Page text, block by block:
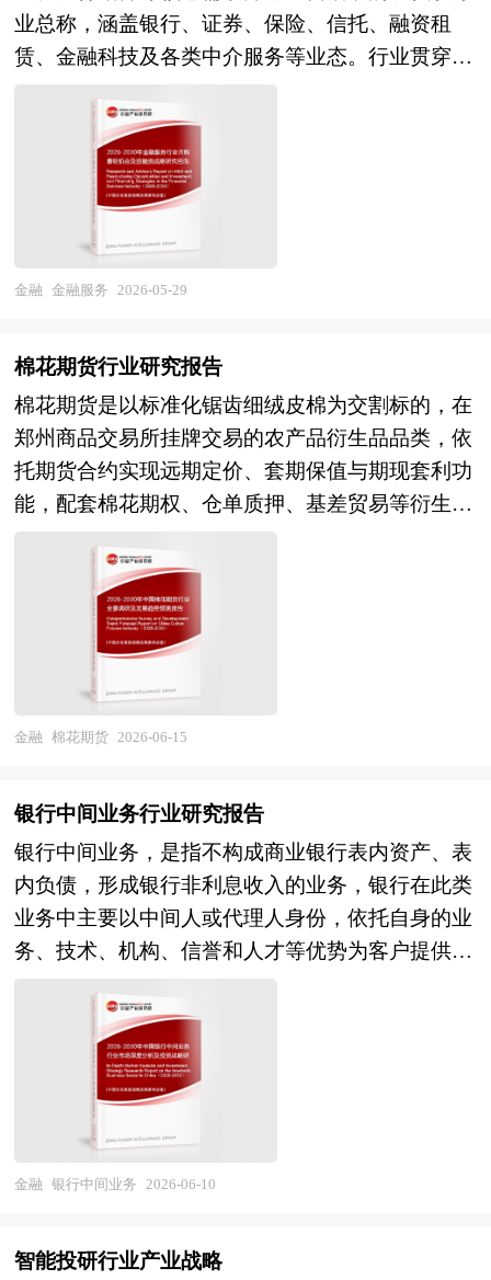
络的融合应用将提升交易安全性与透明度，智能合
约自动化结算、实时汇率对冲等功能有望成为平台
标配；业务层面，服务模式从"通道型"向"生态
型"转变，虚拟卡台将深度嵌入跨境电商ERP、广
告投放系统、财税合规平台，形成一站式出海服务
闭环；合规层面，随着"十五五"规划对跨境金融科
技的规范引导，以及香港、新加坡等离岸金融中心
监管框架的完善，持牌经营、合规出清将成为行业
主旋律，头部平台将加速获取境外支付牌照以构建
据了国家统计局、国家商务部、国家发改委、国家
经济信息中心、国务院发展研究中心、国家海关总
署、全国商业信息中心、中国经济景气监测中心、
中国行业研究网、全国及海外相关报刊杂志的基础
信息以及海外虚拟卡台行业研究单位等公布和提供
的大量资料。报告对我国海外虚拟卡台行业的供需
状况、发展现状、子行业发展变化等进行了分析，
重点分析了国内外海外虚拟卡台行业的发展现状、
如何面对行业的发展挑战、行业的发展建议、行业
竞争力，以及行业的投资分析和趋势预测等等。报
告还综合了海外虚拟卡台行业的整体发展动态，对
行业在产品方面提供了参考建议和具体解决办法。
业管理部门以及拟进入该行业的投资者具有重要的
参考价值，对于研究我国海外虚拟卡台行业发展规
律、提高企业的运营效率、促进企业的发展壮大有
学术和实践的双重意义。
品上市调查项目的研究，对新品上市前企业找准市
场定位和产品定位有着全新的认识。中研普华针对
不同客户需求度身定做不同的研究解决方案。针对
普通的研究需求，公司运用国际认可的独创研究产
品和统计分析方法论，用来提供广泛的标准化数据
和比较数据。如果研究要求比较特殊，我们会针对
特定市场专门设计研究解决方案。我们的研究人员
熟悉各种访问方法的优缺点和适用的范围，在项目
设计中能够灵活选择和组合各种研究方法。此外在
专项研究的模型,这些产品帮助客户综合广泛的信
息，加以评估，判断发展机会并计划未来的市场营
销活动。
业总称，涵盖银行、证券、保险、信托、融资租
赁、金融科技及各类中介服务等业态。行业贯穿实
体经济全产业链，承担资源配置、风险对冲、价值
增值的重要功能，是现代经济体系的血脉，同时具
备强监管、高协同、业态联动紧密的行业特征。
随着国际经济一体化的步伐加快，企业竞争日趋激
烈，企业要在激烈的国际竞争中求得生存与发展，
资本扩张无疑十分必要。在快速的资本积聚中，企
业兼并重组是一条可选择的道路。在国际化的企业
造我国企业的航空母舰显得尤为重要。企业兼并重
组对我国企业明晰产权，完善企业的治理结构及建
立现代企业制度也意义重大。 并购重组是结构调
整、提高行业整体素质的重要手段，尤其在产业发
展到规模竞争的当下。从并购涉及的行业来看，新
兴行业的加入凸显当前的经济转型轨迹。随着新兴
行业对传统行业的渗透、新兴行业在经济结构中所
占的比重越来越大，新兴产业将逐步取代煤炭、钢
铁、水泥、化工这些传统行业，成为经济发展的主
要驱动力量。 中研普华发布《2026-2030年金融服
务行业并购重组机会及投融资战略研究咨询报告》
由资深专家和研究人员通过周密的市场调研，依据
国家统计局、政府部门机构发布的最新权威数据，
过相关市场研究的工具、理论和模型撰写而成。本
报告主要分析了国内企业并购重组政策及规模、上
市公司并购重组与操作策略、金融服务行业兼并重
组动因、金融服务企业兼并重组风险及对策建议，
最后对金融服务企业海外并购风险及策略、融资渠
展动态，把握市场机会，正确制定企业发展战略的
必备参考工具，极具参考价值！
金融 金融服务 2026-05-29
棉花期货行业研究报告
棉花期货是以标准化锯齿细绒皮棉为交割标的，在
郑州商品交易所挂牌交易的农产品衍生品品类，依
托期货合约实现远期定价、套期保值与期现套利功
能，配套棉花期权、仓单质押、基差贸易等衍生金
融工具，深度嵌入棉花种植、籽棉收购、轧花加
工、贸易流通、纺纱织造全实体产业链体系。上游
对接新疆棉田种植主体、轧花加工企业，中游覆盖
棉花贸易商、仓储交割库、期货经纪机构，下游服
务全国纺织工厂、服装制造企业，是衔接农业生产
与轻工制造的核心风险管理金融载体，兼具农产品
季产年销波动对冲、大宗商品价格基准锚定双重价
的重点配套金融板块。 当前国内棉花期货市场已
望抵触阶段，迈入期现深度融合、基差定价普及、
全链条套保常态化的成熟转型周期。产业端形成棉
农合作社、轧花厂、贸易商、大型纺织厂全员参与
的格局，基差点价取代传统一口价成为行业主流交
易模式，期货价格成为全国棉花现货定价核心基
准；金融端期货公司、私募基金、机构资金持续丰
富市场参与结构，交割仓储体系集中布局新疆主产
区，公证检验、仓单流转机制高度标准化。行业竞
争与经营重心不再局限简单买卖价差博弈，而是套
保方案定制能力、基差研判水平、仓单供应链金融
配套、跨内外盘价差对冲、长期合规风控体系的综
备棉轮抛收储等调控政策持续优化，加速淘汰只会
金融 棉花期货 2026-06-15
银行中间业务行业研究报告
银行中间业务，是指不构成商业银行表内资产、表
内负债，形成银行非利息收入的业务，银行在此类
业务中主要以中间人或代理人身份，依托自身的业
务、技术、机构、信誉和人才等优势为客户提供服
务并收取手续费。从业务范畴来看，它涵盖金融服
务类业务和表外业务两大类，前者多为不形成或有
资产、或有负债的基础服务，后者则涉及可能形成
或有资产、或有负债的风险类业务，在实际运营
中，中间业务无需银行动用自有资金开展，还能对
传统存贷信用业务形成促进作用。 2026年银行中
间业务的发展也呈现出鲜明的数字化特征。金融科
间业务模式不断涌现，手机银行的高频迭代与智能
金融 银行中间业务 2026-06-10
智能投研行业产业战略